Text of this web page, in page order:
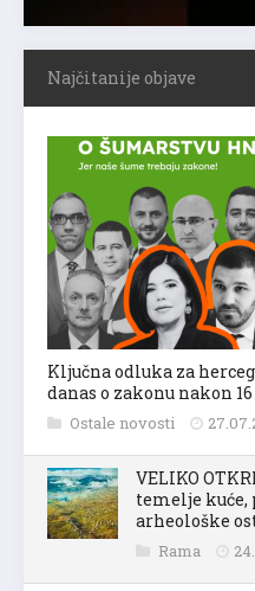
Najčitanije objave
Ključna odluka za
danas o zakonu nakon
Ostale novosti
VELIKO
temelje kuće,
arheološke
Rama